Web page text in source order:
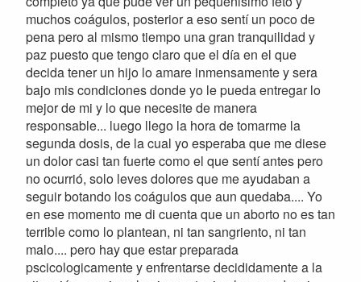
muchos coágulos, posterior a eso sentí un poco de
pena pero al mismo tiempo una gran tranquilidad y
paz puesto que tengo claro que el día en el que
decida tener un hijo lo amare inmensamente y sera
bajo mis condiciones donde yo le pueda entregar lo
mejor de mi y lo que necesite de manera
responsable... luego llego la hora de tomarme la
segunda dosis, de la cual yo esperaba que me diese
un dolor casi tan fuerte como el que sentí antes pero
no ocurrió, solo leves dolores que me ayudaban a
seguir botando los coágulos que aun quedaba.... Yo
en ese momento me di cuenta que un aborto no es tan
terrible como lo plantean, ni tan sangriento, ni tan
malo.... pero hay que estar preparada
pscicologicamente y enfrentarse decididamente a la